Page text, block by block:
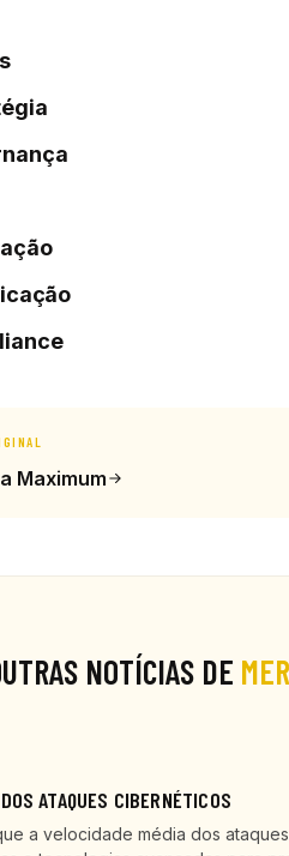
Maximum
NOTÍCIAS DE
ATAQUES CIBERNÉTICOS
a velocidade média dos